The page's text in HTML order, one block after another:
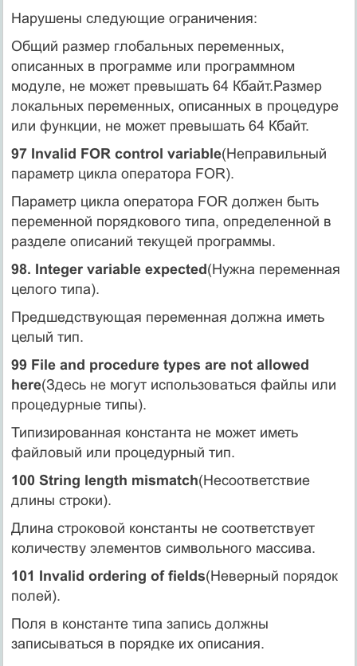
Нарушены следующие ограничения:
Общий размер глобальных переменных,
описанных в программе или программном
модуле, не может превышать 64 Кбайт.Размер
локальных переменных, описанных в процедуре
или функции, не может превышать 64 Кбайт.
97 Invalid FOR control variable(Неправильный
параметр цикла оператора FOR).
Параметр цикла оператора FOR должен быть
переменной порядкового типа, определенной в
разделе описаний текущей программы.
98. Integer variable expected(Нужна переменная
целого типа).
Предшедствующая переменная должна иметь
целый тип.
99 File and procedure types are not allowed
here(Здесь не могут использоваться файлы или
процедурные типы).
Типизированная константа не может иметь
файловый или процедурный тип.
100 String length mismatch(Несоответствие
длины строки).
Длина строковой константы не соответствует
количеству элементов символьного массива.
101 Invalid ordering of fields(Неверный порядок
полей).
Поля в константе типа запись должны
записываться в порядке их описания.